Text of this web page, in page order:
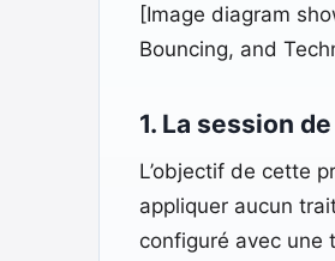
[Image diagram
Bouncing, and
1. La session
L’objectif de cette
appliquer aucun
configuré avec